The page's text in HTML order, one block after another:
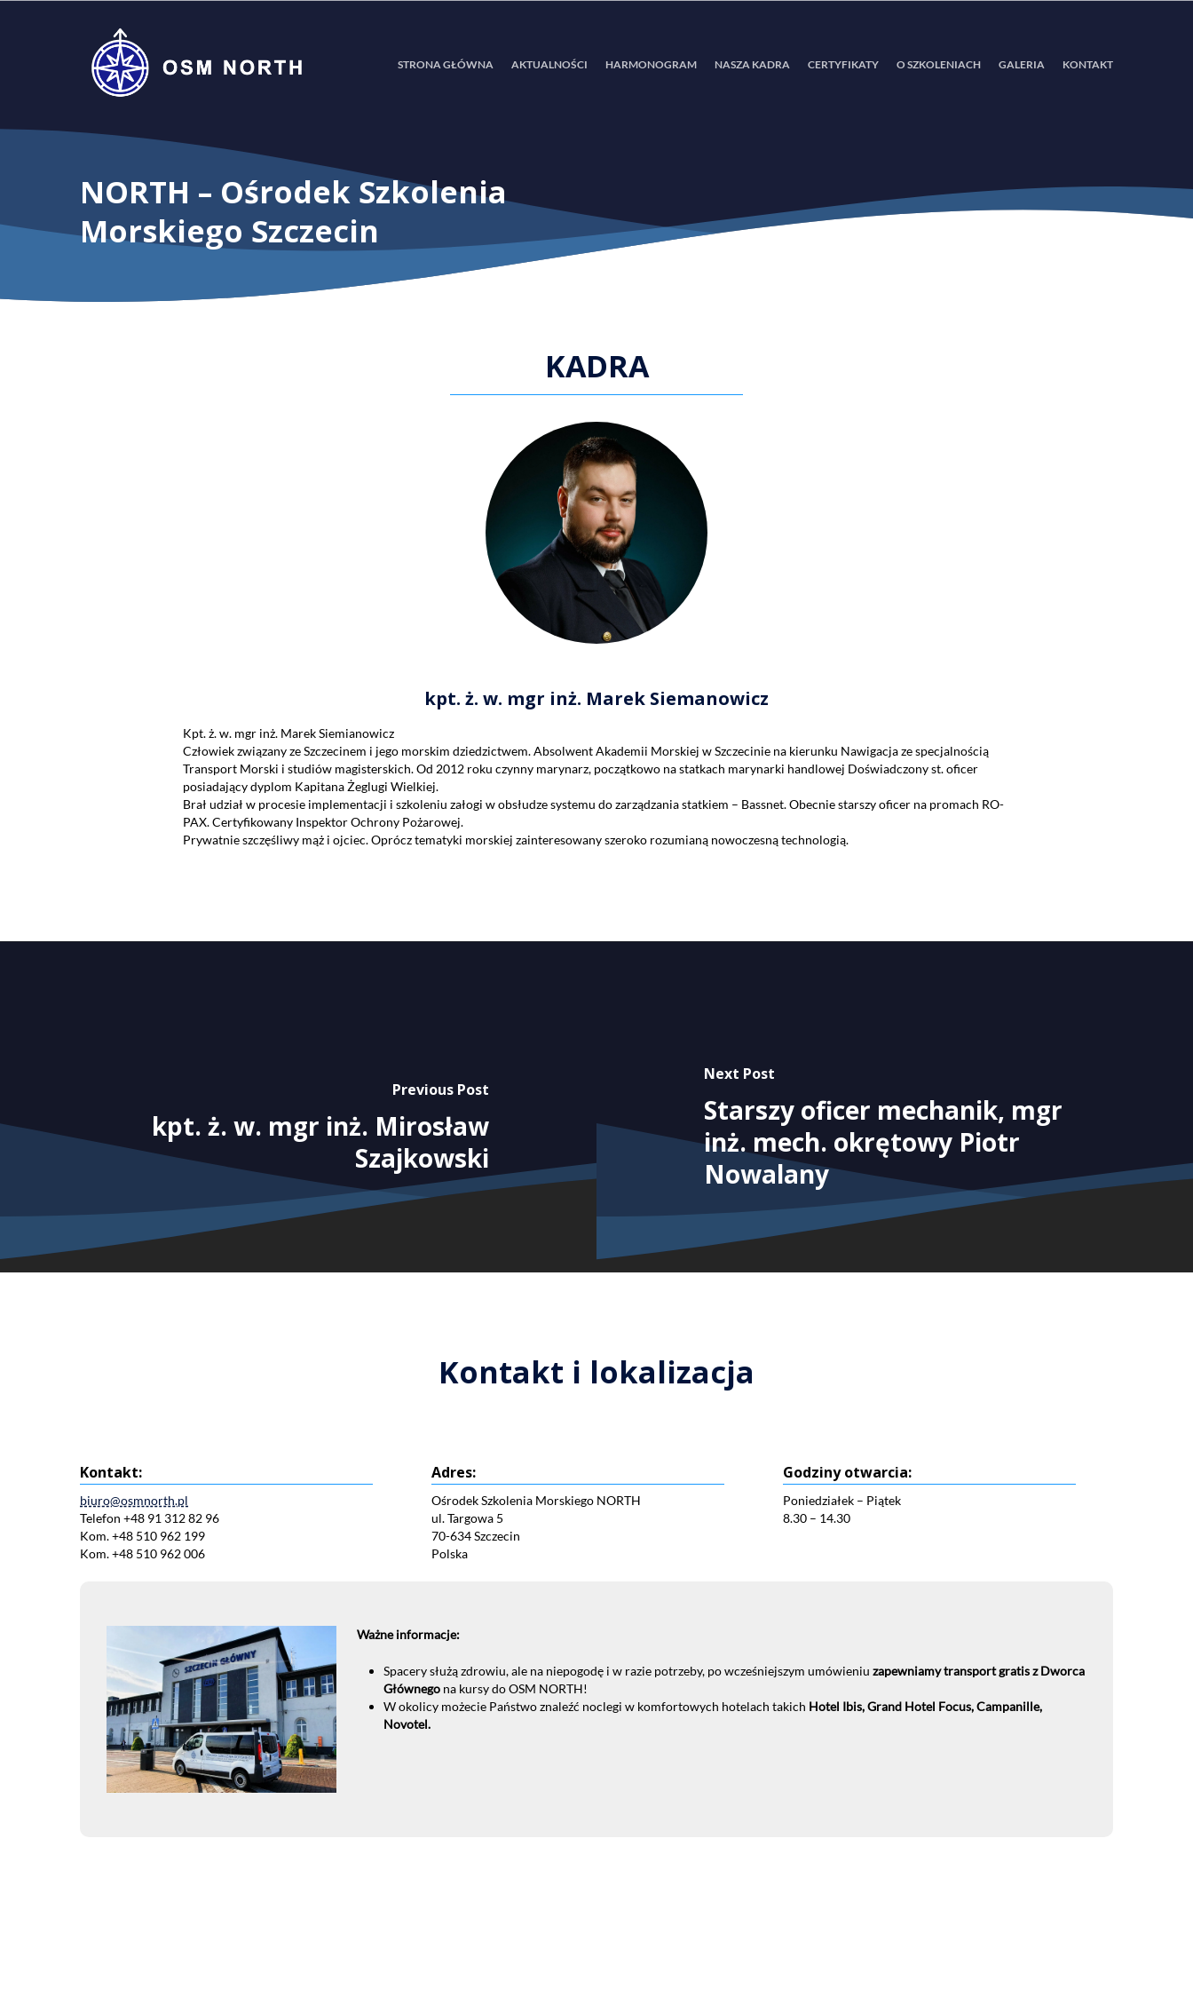
STRONA GŁÓWNA AKTUALNOŚCI HARMONOGRAM NASZA KADRA CERTYFIKATY O SZKOLENIACH GALERIA KONTAKT
NORTH – Ośrodek Szkolenia
Morskiego Szczecin
KADRA
kpt. ż. w. mgr inż. Marek Siemanowicz
Kpt. ż. w. mgr inż. Marek Siemianowicz
Człowiek związany ze Szczecinem i jego morskim dziedzictwem. Absolwent Akademii Morskiej w Szczecinie na kierunku Nawigacja ze specjalnością
Transport Morski i studiów magisterskich. Od 2012 roku czynny marynarz, początkowo na statkach marynarki handlowej Doświadczony st. oficer
posiadający dyplom Kapitana Żeglugi Wielkiej.
Brał udział w procesie implementacji i szkoleniu załogi w obsłudze systemu do zarządzania statkiem – Bassnet. Obecnie starszy oficer na promach RO-
PAX. Certyfikowany Inspektor Ochrony Pożarowej.
Prywatnie szczęśliwy mąż i ojciec. Oprócz tematyki morskiej zainteresowany szeroko rozumianą nowoczesną technologią.
Previous Post
kpt. ż. w. mgr inż. Mirosław
Szajkowski
Next Post
Starszy oficer mechanik, mgr
inż. mech. okrętowy Piotr
Nowalany
Kontakt i lokalizacja
Kontakt:
biuro@osmnorth.pl
Telefon +48 91 312 82 96
Kom. +48 510 962 199
Kom. +48 510 962 006
Adres:
Ośrodek Szkolenia Morskiego NORTH
ul. Targowa 5
70-634 Szczecin
Polska
Godziny otwarcia:
Poniedziałek – Piątek
8.30 – 14.30
Ważne informacje:
Spacery służą zdrowiu, ale na niepogodę i w razie potrzeby, po wcześniejszym umówieniu zapewniamy transport gratis z Dworca
Głównegona kursy do OSM NORTH!
W okolicy możecie Państwo znaleźć noclegi w komfortowych hotelach takich Hotel Ibis, Grand Hotel Focus, Campanille,
Novotel.